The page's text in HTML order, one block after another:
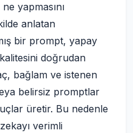
yapmasını
anlatan
bir prompt, yapay
doğrudan
bağlam ve istenen
belirsiz promptlar
üretir. Bu nedenle
verimli